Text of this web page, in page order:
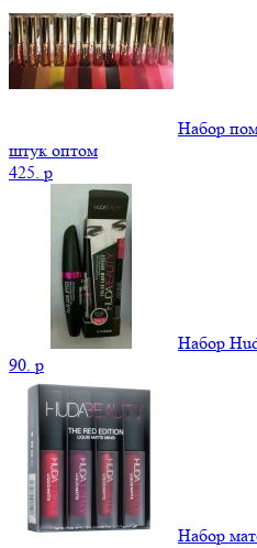
Набор
штук оптом
425. p
Набор
90. p
Набор